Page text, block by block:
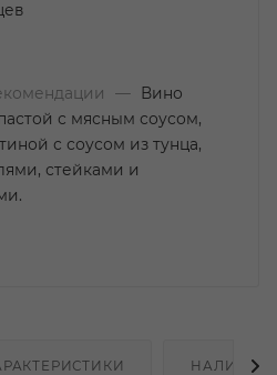
—
Вино
с мясным соусом,
с соусом из тунца,
стейками и
НАЛИЧИЕ